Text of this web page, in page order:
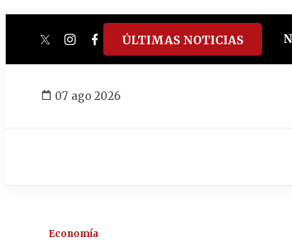
twitterinstagram
facebook
tiktokyoutube
spotify
ÚLTIMAS NOTICIAS
07 ago 2026
Economía